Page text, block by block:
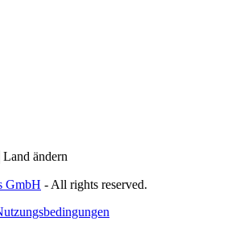
Land ändern
GmbH - All rights reserved.